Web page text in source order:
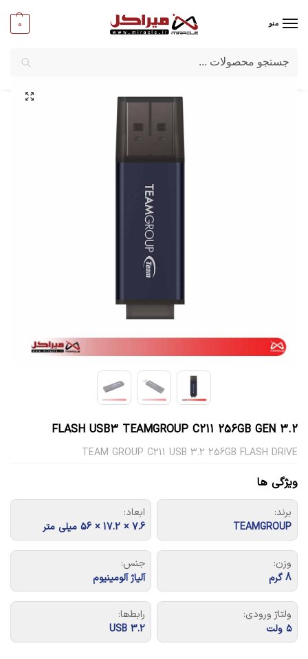
منو 0
میراکل/کامپیوتر/قطعات جانبی
FLASH USB3 TEAMGROUP C211 256GB GEN 3.2
TEAM GROUP C211 USB 3.2 256GB FLASH DRIVE
ویژگی ها
برند:
TEAMGROUP
ابعاد:
7.6 × 17.2 × 56 میلی متر
وزن:
8 گرم
جنس:
آلیاژ آلومینیوم
ولتاژ ورودی:
۵ ولت
رابط‌ها:
USB 3.2